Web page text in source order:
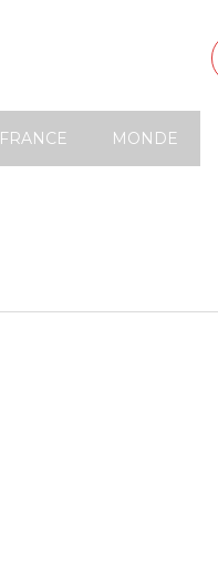
FRANCE MONDE